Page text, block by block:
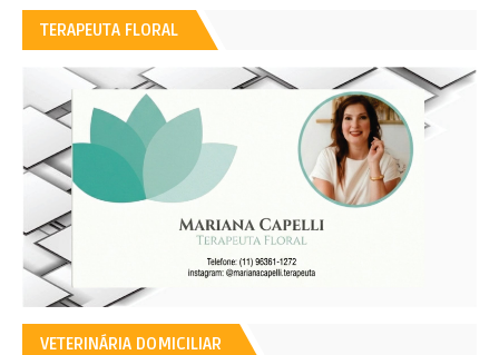
TERAPEUTA FLORAL
VETERINÁRIA DOMICILIAR